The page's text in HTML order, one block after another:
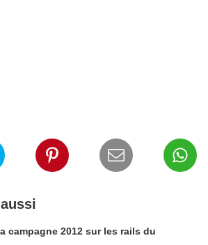
campagne 2012 sur les rails du